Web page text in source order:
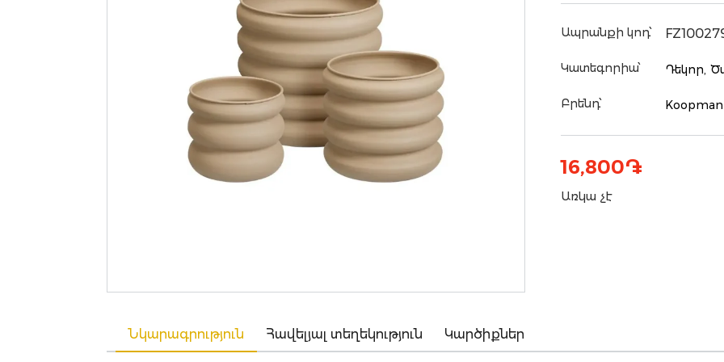
Ապրանքի կոդ՝
Կատեգորիա՝ Դեկոր,
Բրենդ՝ Koopman
16,800֏
Առկա չէ
Նկարագրություն Հավելյալ տեղեկություն Կարծիքներ